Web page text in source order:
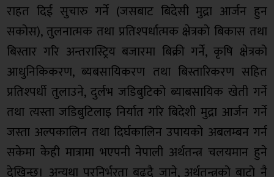
राहत दिई सुचारु गर्ने (जसबाट बिदेसी मुद्रा आर्जन हुन
सकोस), तुलनात्मक तथा प्रतिश्पर्धात्मक क्षेत्रको बिकास तथा
बिस्तार गरि अन्तरास्ट्रिय बजारमा बिक्री गर्ने, कृषि क्षेत्रको
आधुनिकिकरण, ब्यबसायिकरण तथा बिस्तारिकरण सहित
प्रतिश्पर्धी तुलाउने, दुर्लभ जडिबुटिको ब्याबसायिक खेती गर्ने
तथा त्यस्ता जडिबुटिलाइ निर्यात गरि बिदेशी मुद्रा आर्जन गर्ने
जस्ता अल्पकालिन तथा दिर्घकालिन उपायको अबलम्बन गर्न
सकेमा केही मात्रामा भएपनी नेपाली अर्थतन्त्र चलयमान हुने